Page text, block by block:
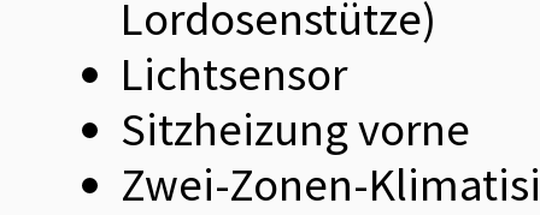
Lordosenstütze)
Lichtsensor
Sitzheizung vorne
Zwei-Zonen-